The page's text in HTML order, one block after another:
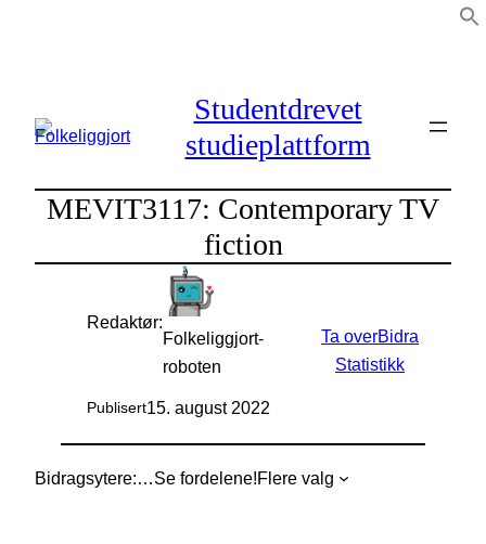
Studentdrevet
studieplattform
MEVIT3117: Contemporary TV
fiction
Redaktør:
Folkeliggjort-
roboten
Publisert15. august 2022
Ta overBidra
Statistikk
Bidragsytere: Se fordelene!Flere valg